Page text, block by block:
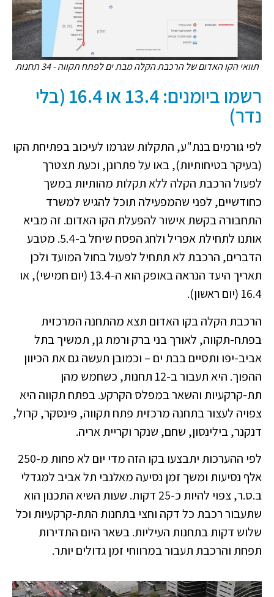
תוואי הקו האדום של הרכבת הקלה מבת ים לפתח תקווה - 34 תחנות
רשמו ביומנים: 13.4 או 16.4 (בלי
נדר)
לפי גורמים בנת"ע, התקלות שגרמו לעיכוב בפתיחת הקו
(בעיקר בטיחותיות), באו על פתרונן, וכעת תצטרך
לפעול הרכבת הקלה ללא תקלות מהותיות במשך
כחודשיים, לפני שהמפעילה תוכל להגיש למשרד
התחבורה בקשת אישור להפעלת הקו האדום. זה מביא
אותנו לתחילת אפריל ולחג הפסח שיחל ב-5.4. מטבע
הדברים, הרכבת לא תתחיל לפעול בחול המועד ולכן
תאריך היעד הנראה באופק הוא ה-13.4 (יום חמישי), או
16.4 (יום ראשון).
הרכבת הקלה בקו האדום תצא מהתחנה המרכזית
בפתח-תקווה, לאורך בני ברק ורמת גן, תמשיך בתל
אביב-יפו ותסיים בבת ים – וכמובן תעשה גם את הכיוון
ההפוך. היא תעבור ב-12 תחנות, כשחמש מהן
תת-קרקעיות והשאר במפלס הקרקע. בפתח תקווה היא
צפויה לעצור בתחנה מרכזית פתח תקווה, פינסקר, קרול,
דנקנר, בילינסון, שחם, שנקר וקריית אריה.
לפי ההערכות יתבצעו בקו הזה מדי יום לא פחות מ-250
אלף נסיעות ומשך זמן נסיעה מאלנבי תל אביב למגדלי
ב.ס.ר, צפוי להיות כ-25 דקות. שעות השיא התכנון הוא
שתעבור רכבת כל דקה וחצי בתחנות התת-קרקעיות וכל
שלוש דקות בתחנות העיליות. בשאר היום התדירות
תפחת והרכבת תעבור במרווחי זמן גדולים יותר.